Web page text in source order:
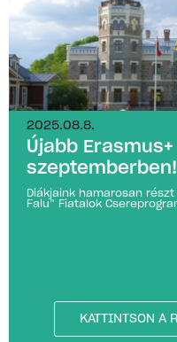
2025.08.8.
Újabb Erasmus+
szeptemberben!
Diákjaink hamarosan
Falu” Fiatalok
KATTINTSON A